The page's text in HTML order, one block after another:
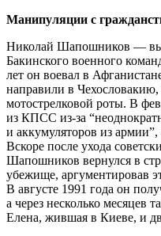
Манипуляции с
Николай Шапошников —
Бакинского военного
лет он воевал в
направили в
мотострелковой роты. В
из КПСС из-за
и аккумуляторов из
Вскоре после ухода
Шапошников вернулся в
убежище, аргументировав
В августе 1991 года он
а через несколько месяцев
Елена, жившая в Киеве, и